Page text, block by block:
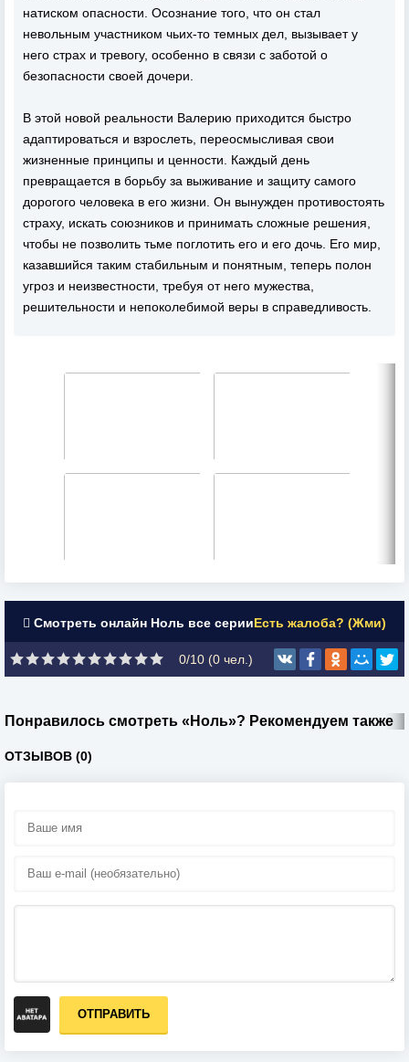
натиском опасности. Осознание того, что он стал
невольным участником чьих-то темных дел, вызывает у
него страх и тревогу, особенно в связи с заботой о
безопасности своей дочери.
В этой новой реальности Валерию приходится быстро
адаптироваться и взрослеть, переосмысливая свои
жизненные принципы и ценности. Каждый день
превращается в борьбу за выживание и защиту самого
дорогого человека в его жизни. Он вынужден противостоять
страху, искать союзников и принимать сложные решения,
чтобы не позволить тьме поглотить его и его дочь. Его мир,
казавшийся таким стабильным и понятным, теперь полон
угроз и неизвестности, требуя от него мужества,
решительности и непоколебимой веры в справедливость.
Смотреть онлайн Ноль все серииЕсть жалоба? (Жми)
0/10 (0 чел.)
Понравилось смотреть «Ноль»? Рекомендуем также
ОТЗЫВОВ (0)
ОТПРАВИТЬ